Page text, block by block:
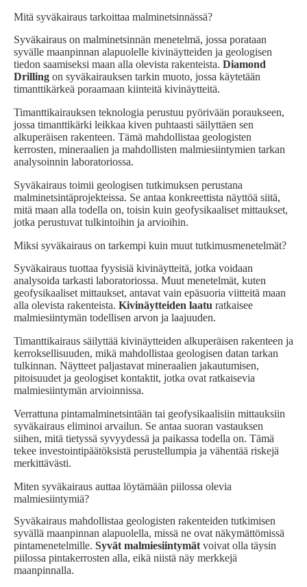
Mitä syväkairaus tarkoittaa malminetsinnässä?
Syväkairaus on malminetsinnän menetelmä, jossa porataan
syvälle maanpinnan alapuolelle kivinäytteiden ja geologisen
tiedon saamiseksi maan alla olevista rakenteista. Diamond
Drilling on syväkairauksen tarkin muoto, jossa käytetään
timanttikärkeä poraamaan kiinteitä kivinäytteitä.
Timanttikairauksen teknologia perustuu pyörivään poraukseen,
jossa timanttikärki leikkaa kiven puhtaasti säilyttäen sen
alkuperäisen rakenteen. Tämä mahdollistaa geologisten
kerrosten, mineraalien ja mahdollisten malmiesiintymien tarkan
analysoinnin laboratoriossa.
Syväkairaus toimii geologisen tutkimuksen perustana
malminetsintäprojekteissa. Se antaa konkreettista näyttöä siitä,
mitä maan alla todella on, toisin kuin geofysikaaliset mittaukset,
jotka perustuvat tulkintoihin ja arvioihin.
Miksi syväkairaus on tarkempi kuin muut tutkimusmenetelmät?
Syväkairaus tuottaa fyysisiä kivinäytteitä, jotka voidaan
analysoida tarkasti laboratoriossa. Muut menetelmät, kuten
geofysikaaliset mittaukset, antavat vain epäsuoria viitteitä maan
alla olevista rakenteista. Kivinäytteiden laatu ratkaisee
malmiesiintymän todellisen arvon ja laajuuden.
Timanttikairaus säilyttää kivinäytteiden alkuperäisen rakenteen ja
kerroksellisuuden, mikä mahdollistaa geologisen datan tarkan
tulkinnan. Näytteet paljastavat mineraalien jakautumisen,
pitoisuudet ja geologiset kontaktit, jotka ovat ratkaisevia
malmiesiintymän arvioinnissa.
Verrattuna pintamalminetsintään tai geofysikaalisiin mittauksiin
syväkairaus eliminoi arvailun. Se antaa suoran vastauksen
siihen, mitä tietyssä syvyydessä ja paikassa todella on. Tämä
tekee investointipäätöksistä perustellumpia ja vähentää riskejä
merkittävästi.
Miten syväkairaus auttaa löytämään piilossa olevia
malmiesiintymiä?
Syväkairaus mahdollistaa geologisten rakenteiden tutkimisen
syvällä maanpinnan alapuolella, missä ne ovat näkymättömissä
pintamenetelmille. Syvät malmiesiintymät voivat olla täysin
piilossa pintakerrosten alla, eikä niistä näy merkkejä
maanpinnalla.